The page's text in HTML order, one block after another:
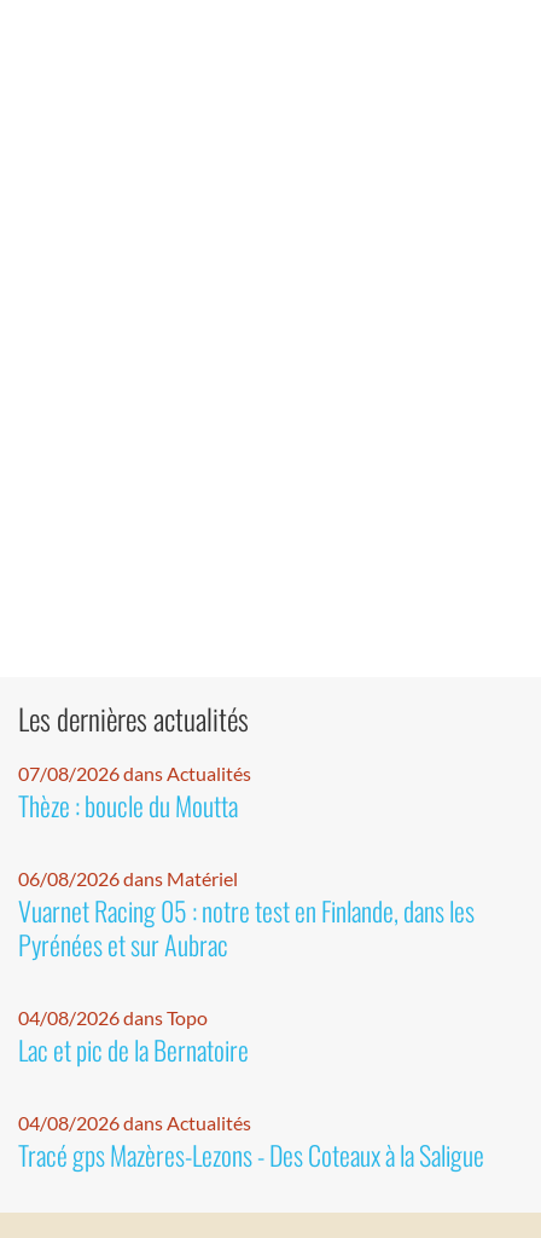
Les dernières actualités
07/08/2026 dans Actualités
Thèze : boucle du Moutta
06/08/2026 dans Matériel
Vuarnet Racing 05 : notre test en Finlande, dans les
Pyrénées et sur Aubrac
04/08/2026 dans Topo
Lac et pic de la Bernatoire
04/08/2026 dans Actualités
Tracé gps Mazères-Lezons - Des Coteaux à la Saligue